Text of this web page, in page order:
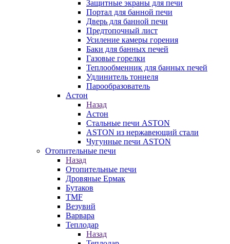
Защитные экраны для печи
Портал для банной печи
Дверь для банной печи
Предтопочный лист
Усиление камеры горения
Баки для банных печей
Газовые горелки
Теплообменник для банных печей
Удлинитель тоннеля
Парообразователь
Астон
Назад
Астон
Стальные печи ASTON
ASTON из нержавеющий стали
Чугунные печи ASTON
Отопительные печи
Назад
Отопительные печи
Дровяные Ермак
Бутаков
TMF
Везувий
Варвара
Теплодар
Назад